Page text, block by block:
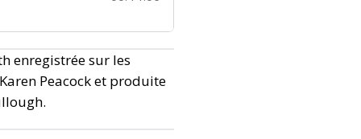
enregistrée sur les
Peacock et produite